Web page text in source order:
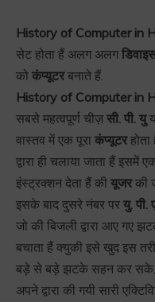
History of Computer in
सेट होता हैं अलग अलग
को कंप्यूटरबनाते हैं.
History of Computer in
सबसे महत्वपूर्ण चीज़ सी. पी. यु
वास्तव में एक पूरा कंप्यूटरहोता
द्वारा ही चलाया जाता हैं इसमें
इंस्ट्रक्शन देता हैं की यूजरकी
इसके बाद दुसरे नंबर पर यु. पी.
जो की बिजली द्वारा आए गए
बचाता हैं क्युकी इसे खुद इस
बड़े से बड़े झटके सहन कर सके.
अपने द्वारा की गयी सारी